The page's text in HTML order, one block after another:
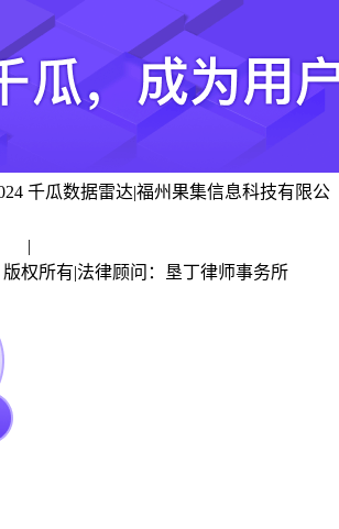
千瓜数据雷达|福州果集信息科技有限公
|
版权所有|法律顾问：垦丁律师事务所